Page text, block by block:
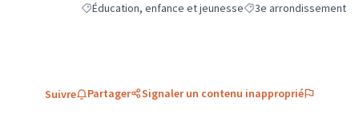
Filtrer les résultats de la catégorie : Éducation, enfance
Éducation, enfance et jeunesseFiltrer les résultats
3e arrondissement
Suivre Partager Signaler un contenu inapproprié